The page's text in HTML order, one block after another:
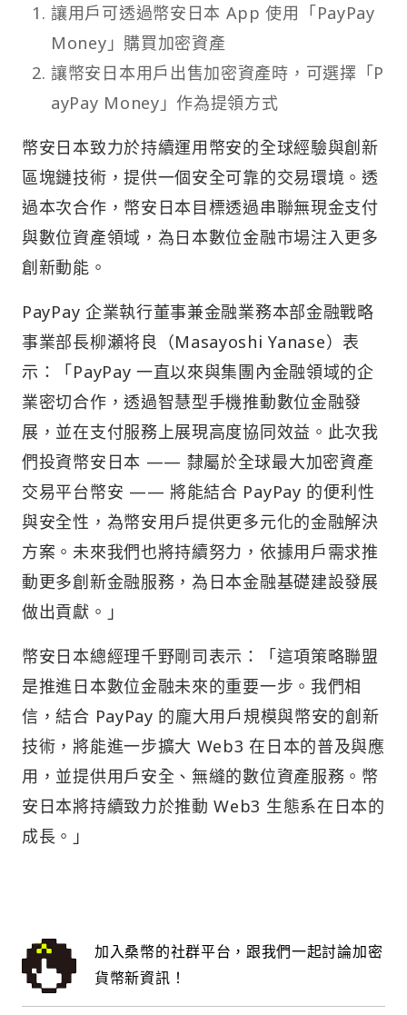
讓用戶可透過幣安日本 App 使用「PayPay
Money」購買加密資產
讓幣安日本用戶出售加密資產時，可選擇「P
ayPay Money」作為提領方式
幣安日本致力於持續運用幣安的全球經驗與創新
區塊鏈技術，提供一個安全可靠的交易環境。透
過本次合作，幣安日本目標透過串聯無現金支付
與數位資產領域，為日本數位金融市場注入更多
創新動能。
PayPay 企業執行董事兼金融業務本部金融戰略
事業部長柳瀬将良（Masayoshi Yanase）表
示：「PayPay 一直以來與集團內金融領域的企
業密切合作，透過智慧型手機推動數位金融發
展，並在支付服務上展現高度協同效益。此次我
們投資幣安日本 —— 隸屬於全球最大加密資產
交易平台幣安 —— 將能結合 PayPay 的便利性
與安全性，為幣安用戶提供更多元化的金融解決
方案。未來我們也將持續努力，依據用戶需求推
動更多創新金融服務，為日本金融基礎建設發展
做出貢獻。」
幣安日本總經理千野剛司表示：「這項策略聯盟
是推進日本數位金融未來的重要一步。我們相
信，結合 PayPay 的龐大用戶規模與幣安的創新
技術，將能進一步擴大 Web3 在日本的普及與應
用，並提供用戶安全、無縫的數位資產服務。幣
安日本將持續致力於推動 Web3 生態系在日本的
成長。」
加入桑幣的社群平台，跟我們一起討論加密
貨幣新資訊！